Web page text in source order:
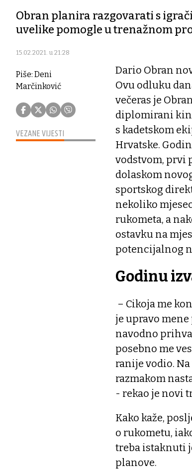
Obran planira razgovarati s
uvelike pomogle u trenažnom
15.02.2021. u 21:28
Piše: Deni
Marčinković
VEZANE VIJESTI
Dario Obran
Ovu odluku
večeras je
diplomirani
s kadetskom
Hrvatske.
vodstvom, prvi
dolaskom
sportskog
nekoliko
rukometa, a
ostavku na
potencijalnog
Godinu
– Cikoja me
je upravo
navodno
posebno me
ranije vodio.
razmakom
- rekao je novi
Kako kaže,
o rukometu,
treba istaknuti
planove.